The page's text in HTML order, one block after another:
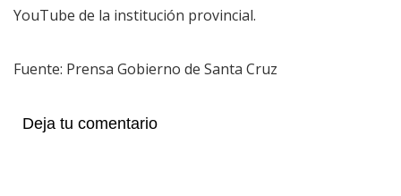
YouTube de la institución provincial.
Fuente: Prensa Gobierno de Santa Cruz
Deja tu comentario